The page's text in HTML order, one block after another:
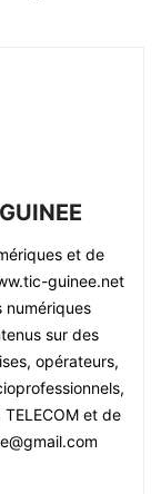
et de
guinee.net
numériques
sur des
opérateurs,
et de